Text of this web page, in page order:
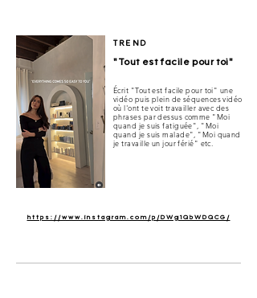
TREND
"Tout est facile pour toi"
Écrit "Tout est facile pour toi" une
vidéo puis plein de séquences vidéo
où l'ont te voit travailler avec des
phrases par dessus comme "Moi
quand je suis fatiguée", "Moi
quand je suis malade", "Moi quand
je travaille un jour férié" etc.
https://www.instagram.com/p/DWg1QbWDQCG/